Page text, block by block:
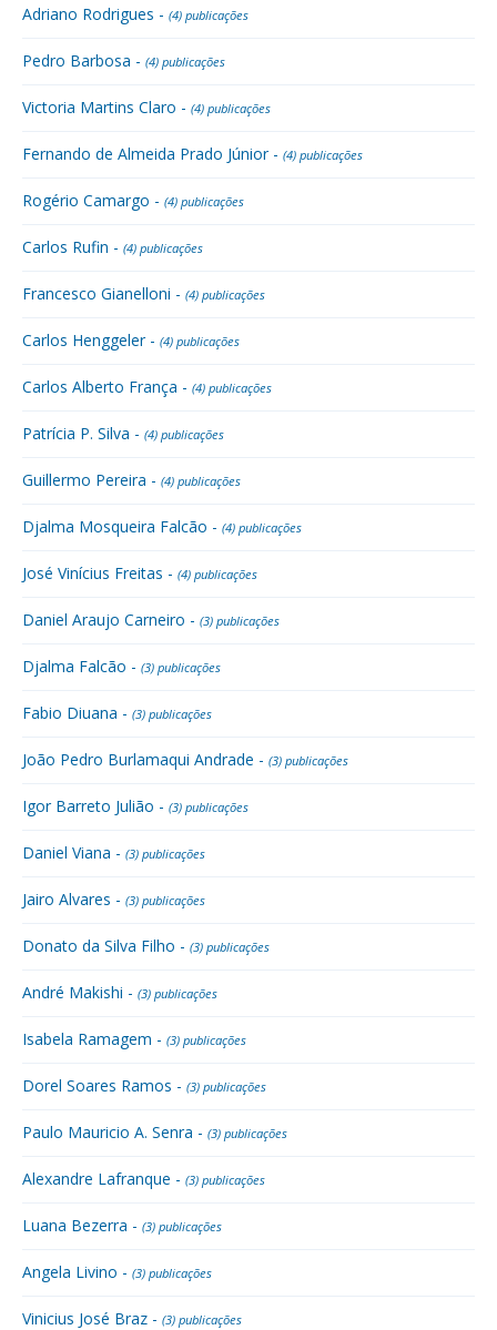
Adriano Rodrigues - (4) publicações
Pedro Barbosa - (4) publicações
Victoria Martins Claro - (4) publicações
Fernando de Almeida Prado Júnior - (4) publicações
Rogério Camargo - (4) publicações
Carlos Rufin - (4) publicações
Francesco Gianelloni - (4) publicações
Carlos Henggeler - (4) publicações
Carlos Alberto França - (4) publicações
Patrícia P. Silva - (4) publicações
Guillermo Pereira - (4) publicações
Djalma Mosqueira Falcão - (4) publicações
José Vinícius Freitas - (4) publicações
Daniel Araujo Carneiro - (3) publicações
Djalma Falcão - (3) publicações
Fabio Diuana - (3) publicações
João Pedro Burlamaqui Andrade - (3) publicações
Igor Barreto Julião - (3) publicações
Daniel Viana - (3) publicações
Jairo Alvares - (3) publicações
Donato da Silva Filho - (3) publicações
André Makishi - (3) publicações
Isabela Ramagem - (3) publicações
Dorel Soares Ramos - (3) publicações
Paulo Mauricio A. Senra - (3) publicações
Alexandre Lafranque - (3) publicações
Luana Bezerra - (3) publicações
Angela Livino - (3) publicações
Vinicius José Braz - (3) publicações